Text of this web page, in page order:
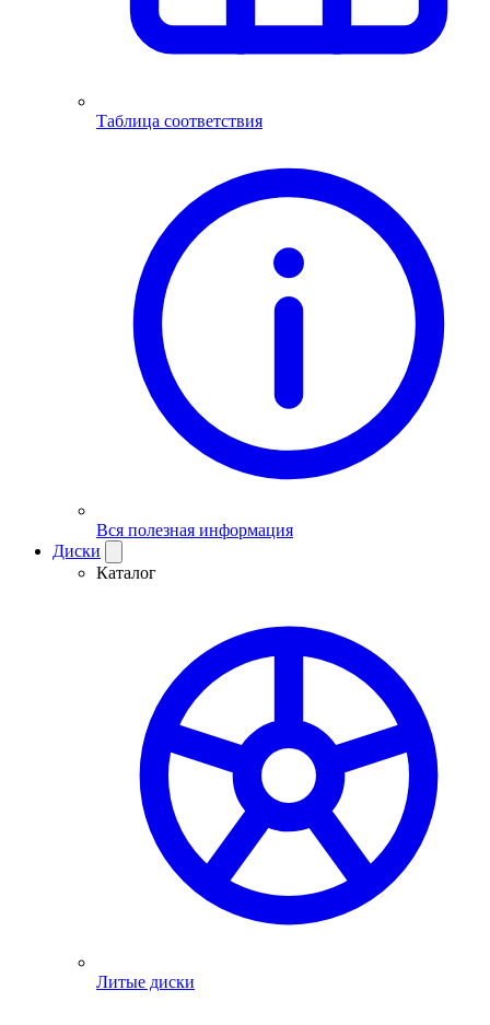
Таблица соответствия
Вся полезная информация
Диски
Каталог
Литые диски